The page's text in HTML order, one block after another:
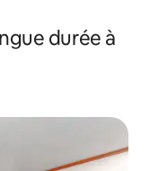
durée à